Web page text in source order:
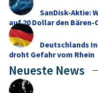
SanDisk-Aktie:
auf 20 Dollar den
Deutschlands
droht Gefahr vom Rhein
Neueste News